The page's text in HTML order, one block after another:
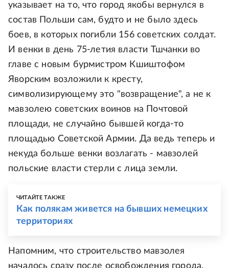
указывает на то, что город якобы вернулся в
состав Польши сам, будто и не было здесь
боев, в которых погибли 156 советских солдат.
И венки в день 75-летия власти Тшчанки во
главе с новым бурмистром Кшиштофом
Яворским возложили к кресту,
символизирующему это "возвращение", а не к
мавзолею советских воинов на Почтовой
площади, не случайно бывшей когда-то
площадью Советской Армии. Да ведь теперь и
некуда больше венки возлагать - мавзолей
польские власти стерли с лица земли.
ЧИТАЙТЕ ТАКЖЕ
Как полякам живется на бывших немецких
территориях
Напомним, что строительство мавзолея
началось сразу после освобождения города.